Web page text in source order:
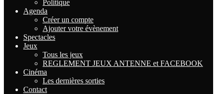
Politique
Agenda
Créer un compte
Ajouter votre évènement
Spectacles
Jeux
Tous les jeux
REGLEMENT JEUX ANTENNE et FACEBOOK
Cinéma
Les dernières sorties
Contact